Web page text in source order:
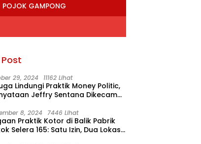
POJOK GAMPONG
29, 2024 11162 Lihat
Lindungi Praktik Money Politic,
Jeffry Sentana Dikecam
8, 2024 7446 Lihat
Praktik Kotor di Balik Pabrik
Selera 165: Satu Izin, Dua Lokasi